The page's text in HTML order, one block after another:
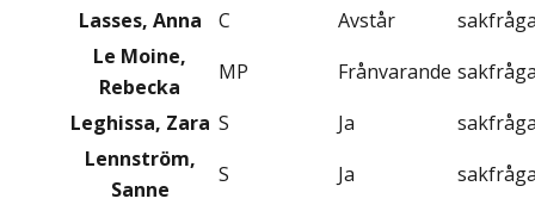
Lasses, Anna
C Avstår
Le Moine,
Rebecka
MP Frånvarande
Leghissa, Zara S Ja
Lennström,
Sanne
S Ja